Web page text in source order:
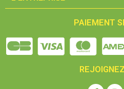
PAIEMENT